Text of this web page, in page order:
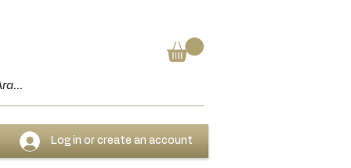
Log in or create an account